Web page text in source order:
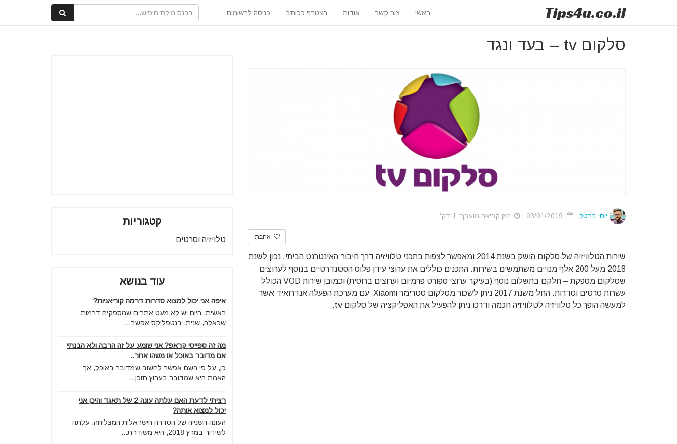
Tips4u.co.il ראשי צור קשר אודות הצטרף ככותב כניסה לרשומים
סלקום tv – בעד ונגד
יוסי ברטל זמן קריאה מוערך: 1 דק'
אהבתי
שירות הטלוויזיה של סלקום הושק בשנת 2014 ומאפשר לצפות בתכני טלוויזיה דרך חיבור האינטרנט הביתי. נכון לשנת
2018 מעל 200 אלף מנויים משתמשים בשירות. התכנים כוללים את ערוצי עידן פלוס הסטנדרטיים בנוסף לערוצים
שסלקום מספקת – חלקם בתשלום נוסף (בעיקר ערוצי ספורט פרמיום וערוצים ברוסית) וכמובן שירות VOD הכולל
עשרות סרטים וסדרות. החל משנת 2017 ניתן לשכור מסלקום סטרימר Xiaomi עם מערכת הפעלה אנדרואיד אשר
למעשה הופך כל טלוויזיה לטלוויזיה חכמה ודרכו ניתן להפעיל את האפליקציה של סלקום tv.
קטגוריות
טלויזיה וסרטים
עוד בנושא
איפה אני יכול למצוא סדרות דרמה קוריאניות?
ראשית, היום יש לא מעט אתרים שמספקים דרמות
שכאלה, שנית, בנטפליקס אפשר...
מה זה ספייסי קראפ? אני שומע על זה הרבה ולא הבנתי
אם מדובר באוכל או משהו אחר..
כן, על פי השם אפשר לחשוב שמדובר באוכל, אך
האמת היא שמדובר בערוץ תוכן...
רציתי לדעת האם עלתה עונה 2 של תאגד והיכן אני
יכול למצוא אותה?
העונה השנייה של הסדרה הישראלית המצליחה, עלתה
לשידור במרץ 2018, היא משודרת...